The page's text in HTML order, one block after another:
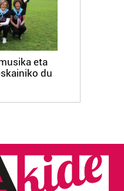
eta
du